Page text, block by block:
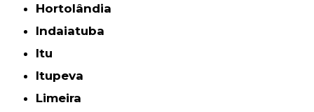
Hortolândia
Indaiatuba
Itu
Itupeva
Limeira